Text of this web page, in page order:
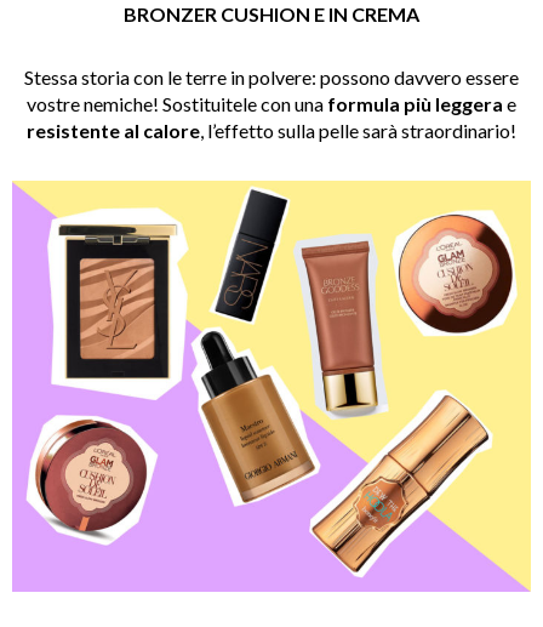
BRONZER CUSHION E IN CREMA
Stessa storia con le terre in polvere: possono davvero essere
vostre nemiche! Sostituitele con una formula più leggera e
resistente al calore, l’effetto sulla pelle sarà straordinario!